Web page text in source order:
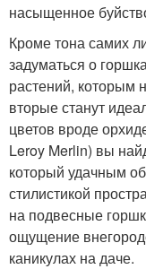
насыщенное
Кроме тона самих
задуматься о
растений, которым
вторые станут
цветов вроде
Leroy Merlin) вы
который удачным
стилистикой
на подвесные
ощущение
каникулах на даче.